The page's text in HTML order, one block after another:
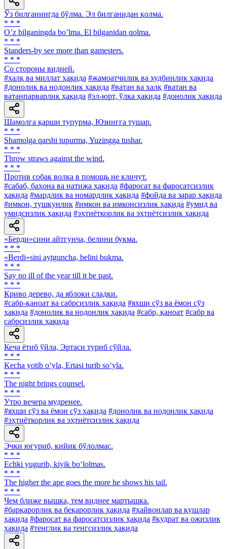
Ўз билганингда бўлма. Эл билганидан қолма.
* * *
Oʼz bilganingda boʼlma. El bilganidan qolma.
* * *
Standers-by see more than gamesters.
* * *
Co стороны видней.
#халқ ва миллат ҳақида #жамоатчилик ва худбинлик ҳақида
#донолик ва нодонлик ҳақида #ватан ва халқ #ватан ва
ватанпарварлик ҳақида #эл-юрт, ўлка ҳақида #донолик ҳақида
Шамолга қарши тупурма, Юзингга тушар.
* * *
Shamolga qarshi tupurma, Yuzingga tushar.
* * *
Throw straws against the wind.
* * *
Против собак волка в помощь не кличут.
#сабаб, баҳона ва натижа ҳақида #фаросат ва фаросатсизлик
ҳақида #мардлик ва номардлик ҳақида #фойда ва зарар ҳақида
#имкон, тушкунлик #имкон ва имконсизлик ҳақида #умид ва
умидсизлик ҳақида #эҳтиёткорлик ва эҳтиётсизлик ҳақида
«Берди»сини айтгунча, белини букма.
* * *
«Berdi»sini aytguncha, belini bukma.
* * *
Say no ill of the year till it be past.
* * *
Криво дерево, да яблоки сладки.
#сабр-қаноат ва сабрсизлик ҳақида #яхши сўз ва ёмон сўз
ҳақида #донолик ва нодонлик ҳақида #сабр, қаноат #сабр ва
сабрсизлик ҳақида
Кеча ётиб ўйла, Эртаси туриб сўйла.
* * *
Kecha yotib o‘yla, Ertasi turib so‘yla.
* * *
The night brings counsel.
* * *
Утро вечера мудренее.
#яхши сўз ва ёмон сўз ҳақида #донолик ва нодонлик ҳақида
#эҳтиёткорлик ва эҳтиётсизлик ҳақида
Эчки югуриб, кийик бўлолмас.
* * *
Echki yugurib, kiyik bo‘lolmas.
* * *
The higher the ape goes the more he shows his tail.
* * *
Чем ближе вышка, тем виднее мартышка.
#барқарорлик ва беқарорлик ҳақида #ҳайвонлар ва қушлар
ҳақида #фаросат ва фаросатсизлик ҳақида #қудрат ва ожизлик
ҳақида #тенглик ва тенгсизлик ҳақида